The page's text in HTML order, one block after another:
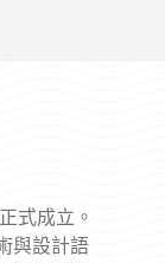
式成立。
與設計語